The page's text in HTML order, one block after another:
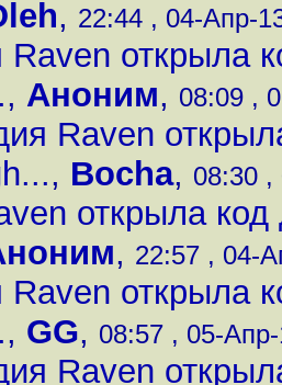
, 22:44 , 04-Апр-
Raven открыла
, Аноним, 08:09 ,
Raven
, Bocha, 08:30 ,
открыла
, 22:57 , 04-
Raven открыла
, GG, 08:57 , 05-
Raven